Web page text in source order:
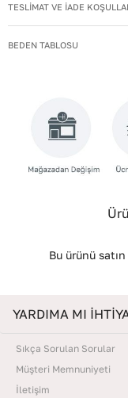
TESLİMAT VE İADE
BEDEN TABLOSU
Bu ürünü
YARDIMA MI
Sıkça Sorulan Sorular
Müşteri Memnuniyeti
İletişim